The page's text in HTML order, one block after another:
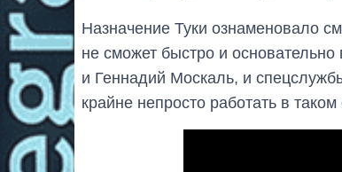
Назначение Туки ознаменовало
не сможет быстро и
и Геннадий Москаль, и
крайне непросто работать в